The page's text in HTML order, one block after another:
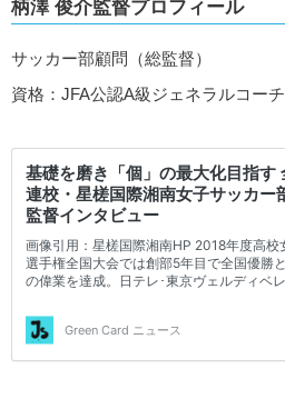
柄澤 俊介監督プロフィール
サッカー部顧問（総監督）
資格：JFA公認A級ジェネラルコーチ